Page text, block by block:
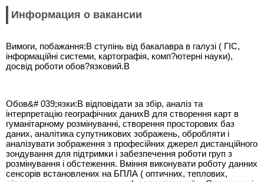
Информация о вакансии
Вимоги, побажання:В ступінь від бакалавра в галузі ( ГІС,
інформаційні системи, картографія, комп?ютерні науки),
досвід роботи обов?язковий.В
Обов&# 039;язки:В відповідати за збір, аналіз та
інтерпретацію географічних данихВ для створення карт в
гуманітарному розмінуванні, створення просторових баз
даних, аналітика супутникових зображень, обробляти і
аналізувати зображення з професійних джерел дистанційного
зондування для підтримки і забезпечення роботи груп з
розмінування і обстеження. Вміння виконувати роботу данних
сенсорів встановлених на БПЛА ( оптичних, теплових,